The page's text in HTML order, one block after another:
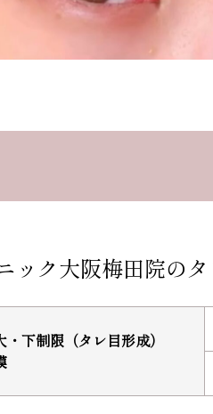
ック大阪梅田院の
下制限（タレ目形成）